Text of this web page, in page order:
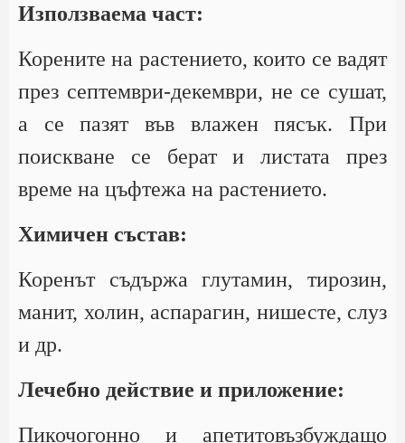
Използваема част:
Корените на растението, които се вадят
през септември-декември, не се сушат,
а се пазят във влажен пясък. При
поискване се берат и листата през
време на цъфтежа на растението.
Химичен състав:
Коренът съдържа глутамин, тирозин,
манит, холин, аспарагин, нишесте, слуз
и др.
Лечебно действие и приложение:
Пикочогонно и апетитовъзбуждащо